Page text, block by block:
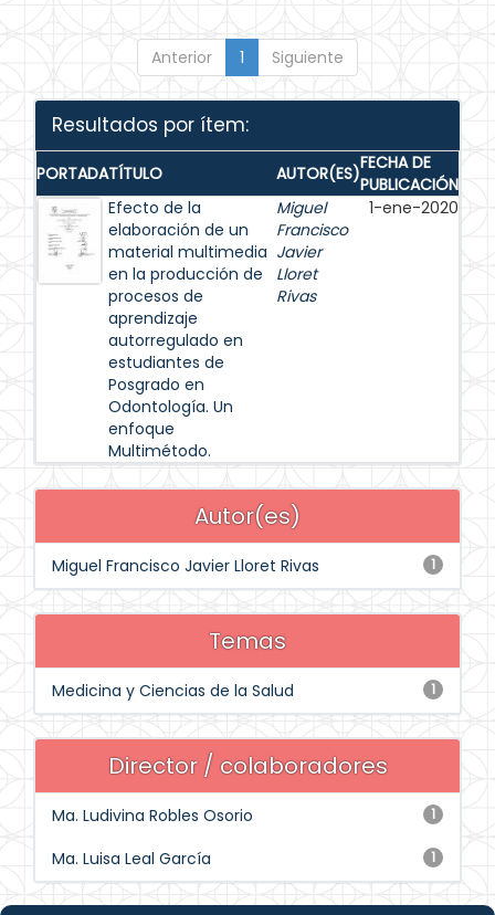
Anterior 1 Siguiente
Resultados por ítem:
PORTADATÍTULO AUTOR(ES)FECHA DE
PUBLICACIÓN
Efecto de la
elaboración de un
material multimedia
en la producción de
procesos de
aprendizaje
autorregulado en
estudiantes de
Posgrado en
Odontología. Un
enfoque
Multimétodo.
Miguel
Francisco
Javier
Lloret
Rivas
1-ene-2020
Autor(es)
1
Miguel Francisco Javier Lloret Rivas
Temas
1
Medicina y Ciencias de la Salud
Director / colaboradores
1
Ma. Ludivina Robles Osorio
1
Ma. Luisa Leal García